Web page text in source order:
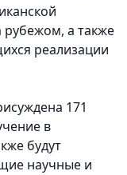
рубежом, а также
реализации
171
в
будут
научные и